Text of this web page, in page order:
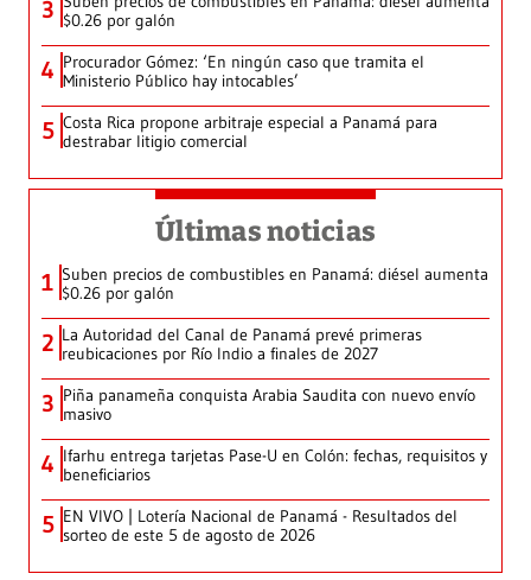
3 $0.26 por galón
4 Procurador Gómez: ‘En ningún caso que tramita el
Ministerio Público hay intocables’
5 Costa Rica propone arbitraje especial a Panamá para
destrabar litigio comercial
Últimas noticias
1 Suben precios de combustibles en Panamá: diésel aumenta
$0.26 por galón
2 La Autoridad del Canal de Panamá prevé primeras
reubicaciones por Río Indio a finales de 2027
3 Piña panameña conquista Arabia Saudita con nuevo envío
masivo
4 Ifarhu entrega tarjetas Pase-U en Colón: fechas, requisitos y
beneficiarios
5 EN VIVO | Lotería Nacional de Panamá - Resultados del
sorteo de este 5 de agosto de 2026